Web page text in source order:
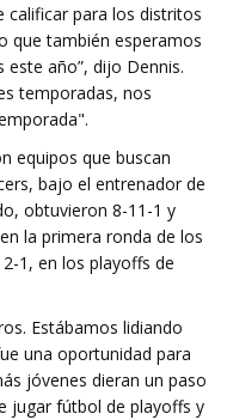
calificar para los distritos
que también esperamos
año”, dijo Dennis.
temporadas, nos
equipos que buscan
bajo el entrenador de
obtuvieron 8-11-1 y
la primera ronda de los
1, en los playoffs de
Estábamos lidiando
una oportunidad para
jóvenes dieran un paso
jugar fútbol de playoffs y